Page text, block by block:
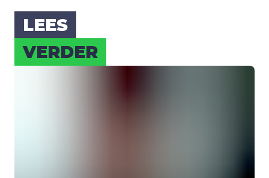
LEES
VER­DER